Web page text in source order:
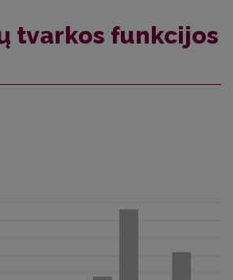
tvarkos funkcijos